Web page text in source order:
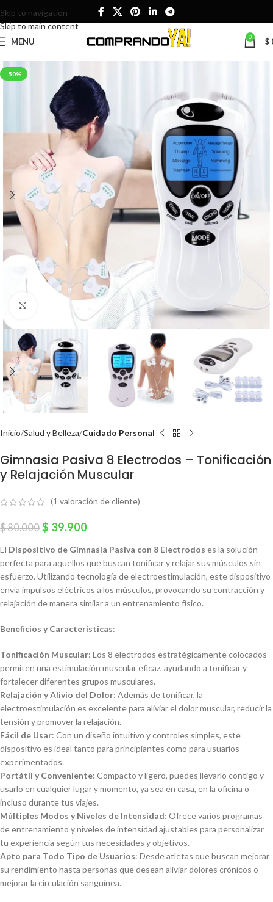
Skip to navigation
Skip to main content
MENU 0 $
-50%
Inicio Salud y Belleza Cuidado Personal
Gimnasia Pasiva 8 Electrodos – Tonificación
y Relajación Muscular
(1 valoración de cliente)
$80.000 $ 39.900
El Dispositivo de Gimnasia Pasiva con 8 Electrodos es la solución
perfecta para aquellos que buscan tonificar y relajar sus músculos sin
esfuerzo. Utilizando tecnología de electroestimulación, este dispositivo
envía impulsos eléctricos a los músculos, provocando su contracción y
relajación de manera similar a un entrenamiento físico.
Beneficios y Características:
Tonificación Muscular: Los 8 electrodos estratégicamente colocados
permiten una estimulación muscular eficaz, ayudando a tonificar y
fortalecer diferentes grupos musculares.
Relajación y Alivio del Dolor: Además de tonificar, la
electroestimulación es excelente para aliviar el dolor muscular, reducir la
tensión y promover la relajación.
Fácil de Usar: Con un diseño intuitivo y controles simples, este
dispositivo es ideal tanto para principiantes como para usuarios
experimentados.
Portátil y Conveniente: Compacto y ligero, puedes llevarlo contigo y
usarlo en cualquier lugar y momento, ya sea en casa, en la oficina o
incluso durante tus viajes.
Múltiples Modos y Niveles de Intensidad: Ofrece varios programas
de entrenamiento y niveles de intensidad ajustables para personalizar
tu experiencia según tus necesidades y objetivos.
Apto para Todo Tipo de Usuarios: Desde atletas que buscan mejorar
su rendimiento hasta personas que desean aliviar dolores crónicos o
mejorar la circulación sanguínea.